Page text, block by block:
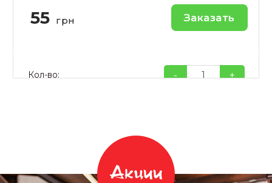
55 грн Заказать
Кол-во: - +
Акции